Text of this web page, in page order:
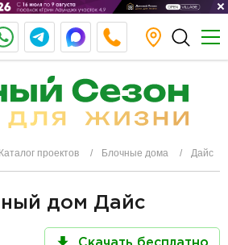
Каталог проектов Блочные дома Дайс
дом Дайс